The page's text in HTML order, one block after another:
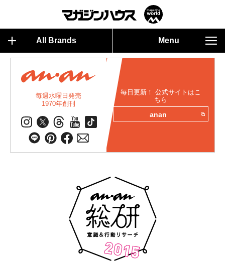
All Brands Menu
毎週水曜日発売
1970年創刊
毎日更新！ 公式サイトはこ
ちら
anan